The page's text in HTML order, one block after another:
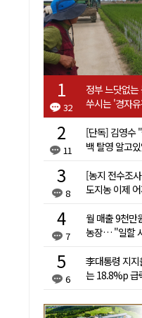
32
정부 느닷없
쑤시는 '경자
11
[단독] 김영수
백 탈영 알고
8
[농지 전수조
도지농 이제
7
월 매출 9천만
농장… "일할
6
李대통령 지
는 18.8%p 급